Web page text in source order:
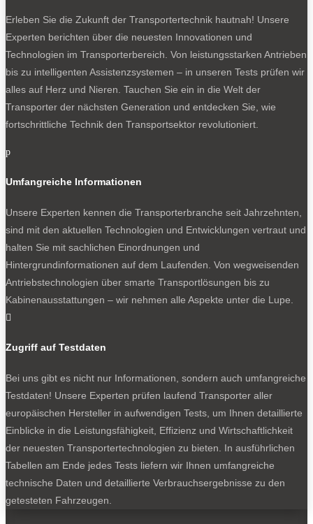
Importeur Maxomotive nennt eine Reichweite nach
WLTP von 318 bis 370 Kilometern, abhängig vom
Modell. Im Stadtzyklus wächst sie auf mehr als 500
Kilometer. Vorteil für den Stromkonsum: Der Maxus
eDeliver 7 soll einen sehr günstigen
maximal 11 kW. Der eDeliver 7 ist ebenfalls
Importeur nicht, aber die angegebenen Daten lassen auf
etwa 100 kW schließen.
Angenehm eingerichtetes Cockpit, ambitionierter
Preis
Das zweifarbig eingekleidete Cockpit macht auf den
LED-Scheinwerfer und ein Beifahrer-Doppelsitz. Die
offene Ablage in der Mitte sieht aus, als wäre hier in
anderen Teilen der Welt ein Schaltknauf vorgesehen.
Sehr praktisch ist im Laderaum neben der LED-
Beleuchtung die serienmäßige 230-Volt-Steckdose. Sie
speist als elektrischer Nebenabtrieb (Fachbegriff ePTO)
Werkzeug oder elektrische Komponenten von Ausbauten
mit bis zu 5 kW Leistung.
Erleben Sie die Zukunft der Transportertechnik hautnah! Unsere
Experten berichten über die neuesten Innovationen und
Technologien im Transporterbereich. Von leistungsstarken Antrieben
bis zu intelligenten Assistenzsystemen – in unseren Tests prüfen wir
alles auf Herz und Nieren. Tauchen Sie ein in die Welt der
Transporter der nächsten Generation und entdecken Sie, wie
fortschrittliche Technik den Transportsektor revolutioniert.
p
Umfangreiche Informationen
Unsere Experten kennen die Transporterbranche seit Jahrzehnten,
sind mit den aktuellen Technologien und Entwicklungen vertraut und
halten Sie mit sachlichen Einordnungen und
Hintergrundinformationen auf dem Laufenden. Von wegweisenden
Antriebstechnologien über smarte Transportlösungen bis zu
Kabinenausstattungen – wir nehmen alle Aspekte unter die Lupe.

Zugriff auf Testdaten
Bei uns gibt es nicht nur Informationen, sondern auch umfangreiche
Testdaten! Unsere Experten prüfen laufend Transporter aller
europäischen Hersteller in aufwendigen Tests, um Ihnen detaillierte
Einblicke in die Leistungsfähigkeit, Effizienz und Wirtschaftlichkeit
der neuesten Transportertechnologien zu bieten. In ausführlichen
Tabellen am Ende jedes Tests liefern wir Ihnen umfangreiche
technische Daten und detaillierte Verbrauchsergebnisse zu den
getesteten Fahrzeugen.